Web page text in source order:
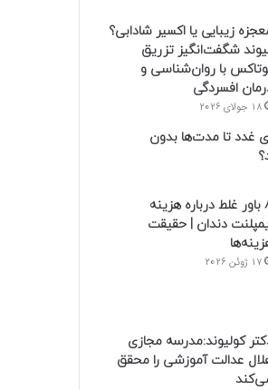
زیبایی یا اکسیر شادابی؟
شگفت‌انگیز تزریق
با روان‌شناسی و
افسردگی
18 جولای 2026
غدد تا مدت‌ها بدون
8 باور غلط درباره هزینه
دندان | حقیقت
17 ژوئن 2026
کولیوند:مدرسه مجازی
عدالت آموزشی را محقق